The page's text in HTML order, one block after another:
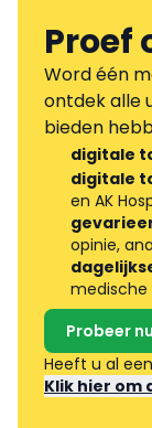
Proef
Word één
ontdek alle
bieden
digitale
digitale
en AK
opinie,
Probeer nu
Heeft u al
Klik hier om